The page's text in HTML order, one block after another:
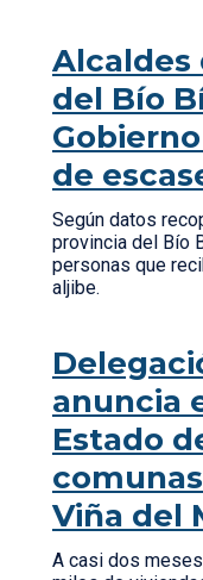
Alcaldes
del Bío
de
Según datos
provincia del Bío
personas que
aljibe.
anuncia
Estado
Viña del
A casi dos